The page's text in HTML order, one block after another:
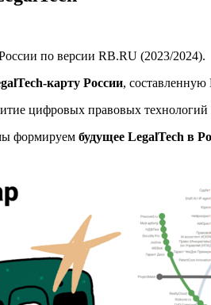
по версии RB.RU (2023/2024).
карту России,
цифровых правовых технологий
формируем будущее LegalTech в